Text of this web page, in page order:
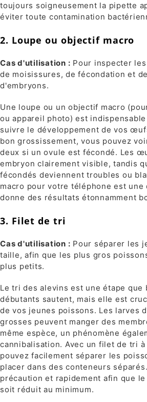
toujours soigneusement la pipette
éviter toute contamination
2. Loupe ou objectif macro
Cas d'utilisation : Pour inspecter
de moisissures, de fécondation et
d'embryons.
Une loupe ou un objectif macro
ou appareil photo) est
suivre le développement de vos
bon grossissement, vous pouvez
deux si un ovule est fécondé. Les
embryon clairement visible, tandis
fécondés deviennent troubles ou
macro pour votre téléphone est une
donne des résultats étonnamment
3. Filet de tri
Cas d'utilisation : Pour séparer les
taille, afin que les plus gros
plus petits.
Le tri des alevins est une étape que
débutants sautent, mais elle est
de vos jeunes poissons. Les larves
grosses peuvent manger des
même espèce, un phénomène
cannibalisation. Avec un filet de tri
pouvez facilement séparer les
placer dans des conteneurs
précaution et rapidement afin que
soit réduit au minimum.